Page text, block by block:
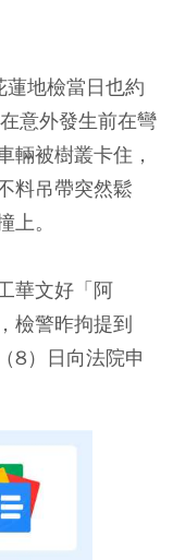
地檢當日也約
意外發生前在彎
輛被樹叢卡住，
料吊帶突然鬆
。
華文好「阿
檢警昨拘提到
8）日向法院申